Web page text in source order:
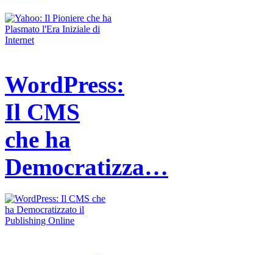
WordPress:
Il CMS
che ha
Democratizza…